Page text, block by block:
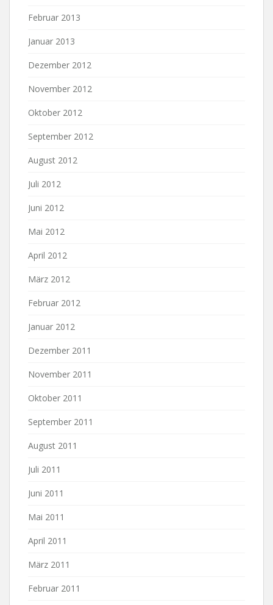
Februar 2013
Januar 2013
Dezember 2012
November 2012
Oktober 2012
September 2012
August 2012
Juli 2012
Juni 2012
Mai 2012
April 2012
März 2012
Februar 2012
Januar 2012
Dezember 2011
November 2011
Oktober 2011
September 2011
August 2011
Juli 2011
Juni 2011
Mai 2011
April 2011
März 2011
Februar 2011